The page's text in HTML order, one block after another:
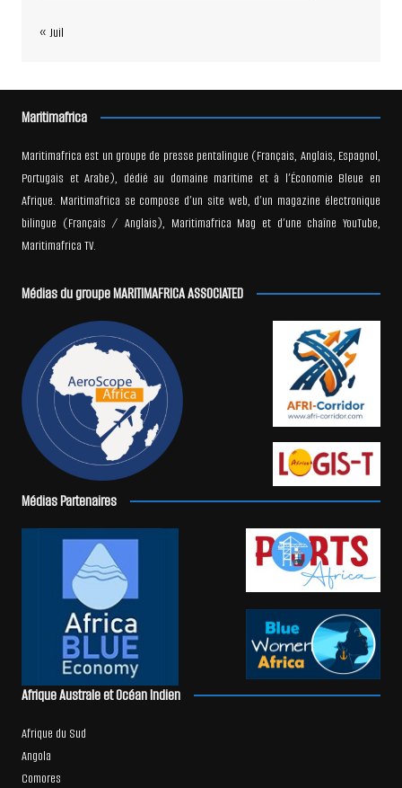
« Juil
Maritimafrica
Maritimafrica est un groupe de presse pentalingue (Français, Anglais, Espagnol,
Portugais et Arabe), dédié au domaine maritime et à l’Économie Bleue en
Afrique. Maritimafrica se compose d’un site web, d’un magazine électronique
bilingue (Français / Anglais), Maritimafrica Mag et d’une chaîne YouTube,
Maritimafrica TV.
Médias du groupe MARITIMAFRICA ASSOCIATED
Médias Partenaires
Afrique Australe et Océan Indien
Afrique du Sud
Angola
Comores